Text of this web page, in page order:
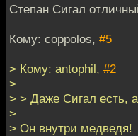
Степан Сигал
Кому: coppolos, #5
> Кому: antophil, #2
>
> > Даже Сигал есть,
>
> Он внутри медведя!